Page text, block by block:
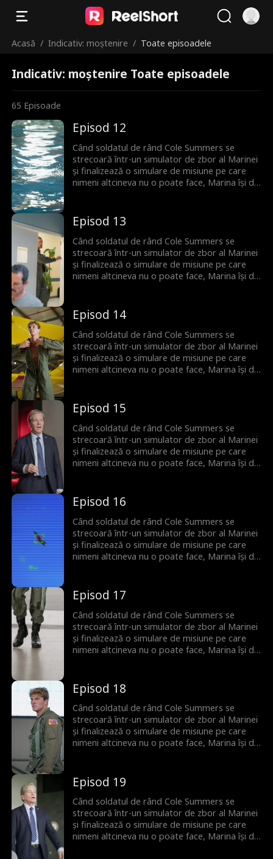
Acasă / Indicativ: moștenire / Toate episoadele
Indicativ: moștenire Toate episoadele
65 Episoade
Episod 12
Când soldatul de rând Cole Summers se
strecoară într-un simulator de zbor al Marinei
și finalizează o simulare de misiune pe care
nimeni altcineva nu o poate face, Marina își dă
întâi trebuie să se confrunte cu politicieni
corupți, miliardari răi din tehnologie și chiar cu
propria sa moștenire de familie dezonorată.
Episod 13
Când soldatul de rând Cole Summers se
strecoară într-un simulator de zbor al Marinei
și finalizează o simulare de misiune pe care
nimeni altcineva nu o poate face, Marina își dă
întâi trebuie să se confrunte cu politicieni
corupți, miliardari răi din tehnologie și chiar cu
propria sa moștenire de familie dezonorată.
Episod 14
Când soldatul de rând Cole Summers se
strecoară într-un simulator de zbor al Marinei
și finalizează o simulare de misiune pe care
nimeni altcineva nu o poate face, Marina își dă
întâi trebuie să se confrunte cu politicieni
corupți, miliardari răi din tehnologie și chiar cu
propria sa moștenire de familie dezonorată.
Episod 15
Când soldatul de rând Cole Summers se
strecoară într-un simulator de zbor al Marinei
și finalizează o simulare de misiune pe care
nimeni altcineva nu o poate face, Marina își dă
întâi trebuie să se confrunte cu politicieni
corupți, miliardari răi din tehnologie și chiar cu
propria sa moștenire de familie dezonorată.
Episod 16
Când soldatul de rând Cole Summers se
strecoară într-un simulator de zbor al Marinei
și finalizează o simulare de misiune pe care
nimeni altcineva nu o poate face, Marina își dă
întâi trebuie să se confrunte cu politicieni
corupți, miliardari răi din tehnologie și chiar cu
propria sa moștenire de familie dezonorată.
Episod 17
Când soldatul de rând Cole Summers se
strecoară într-un simulator de zbor al Marinei
și finalizează o simulare de misiune pe care
nimeni altcineva nu o poate face, Marina își dă
întâi trebuie să se confrunte cu politicieni
corupți, miliardari răi din tehnologie și chiar cu
propria sa moștenire de familie dezonorată.
Episod 18
Când soldatul de rând Cole Summers se
strecoară într-un simulator de zbor al Marinei
și finalizează o simulare de misiune pe care
nimeni altcineva nu o poate face, Marina își dă
întâi trebuie să se confrunte cu politicieni
corupți, miliardari răi din tehnologie și chiar cu
propria sa moștenire de familie dezonorată.
Episod 19
Când soldatul de rând Cole Summers se
strecoară într-un simulator de zbor al Marinei
și finalizează o simulare de misiune pe care
nimeni altcineva nu o poate face, Marina își dă